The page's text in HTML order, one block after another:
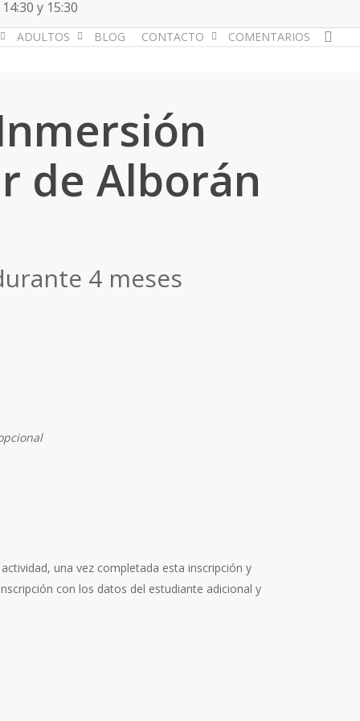
y 15:30
ADULTOS BLOG CONTACTO COMENTARIOS
de Alborán
4 meses
una vez completada esta inscripción y
con los datos del estudiante adicional y